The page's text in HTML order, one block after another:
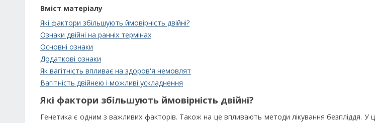
Вміст матеріалу
Які фактори збільшують ймовірність двійні?
Ознаки двійні на ранніх термінах
Основні ознаки
Додаткові ознаки
Як вагітність впливає на здоров'я немовлят
Вагітність двійнею і можливі ускладнення
Які фактори збільшують ймовірність двійні?
Генетика є одним з важливих факторів. Також на це впливають методи лікування безпліддя. У